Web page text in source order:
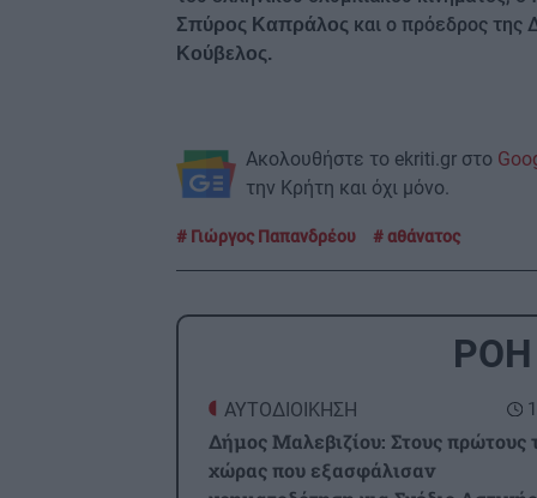
Σπύρος Καπράλος και ο πρόεδρος της
Κούβελος.
Ακολουθήστε το ekriti.gr στο
την Κρήτη και όχι μόνο.
Γιώργος Παπανδρέου αθάνατος
ΡΟΗ
ΑΥΤΟΔΙΟΙΚΗΣΗ
Δήμος Μαλεβιζίου: Στους πρώτους
χώρας που εξασφάλισαν